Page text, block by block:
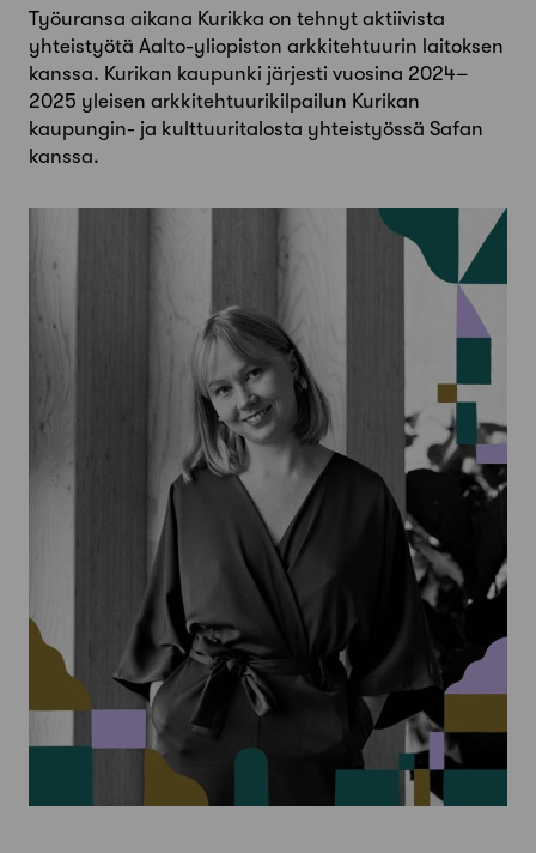
Työuransa aikana Kurikka on tehnyt aktiivista
yhteistyötä Aalto-yliopiston arkkitehtuurin laitoksen
kanssa. Kurikan kaupunki järjesti vuosina 2024–
2025 yleisen arkkitehtuurikilpailun Kurikan
kaupungin- ja kulttuuritalosta yhteistyössä Safan
kanssa.